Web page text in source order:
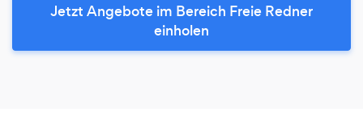
Jetzt Angebote im Bereich Freie Redner
einholen